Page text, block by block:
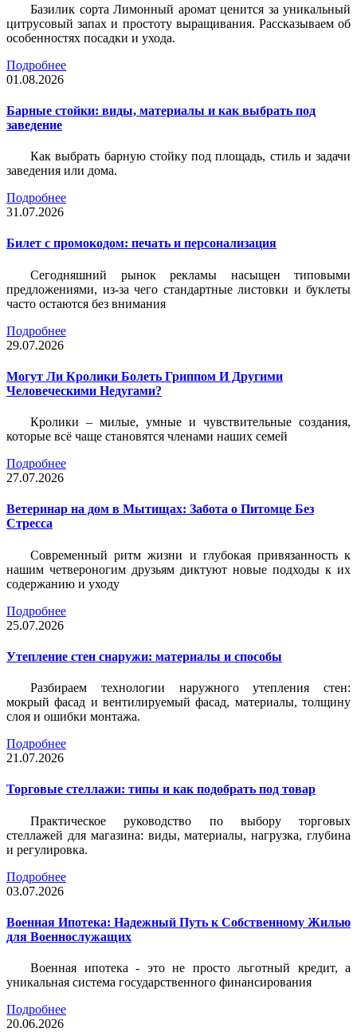
Базилик сорта Лимонный аромат ценится за уникальный
цитрусовый запах и простоту выращивания. Рассказываем об
особенностях посадки и ухода.
Подробнее
01.08.2026
Барные стойки: виды, материалы и как выбрать под
заведение
Как выбрать барную стойку под площадь, стиль и задачи
заведения или дома.
Подробнее
31.07.2026
Билет c промокодом: печать и персонализация
Сегодняшний рынок рекламы насыщен типовыми
предложениями, из-за чего стандартные листовки и буклеты
часто остаются без внимания
Подробнее
29.07.2026
Могут Ли Кролики Болеть Гриппом И Другими
Человеческими Недугами?
Кролики – милые, умные и чувствительные создания,
которые всё чаще становятся членами наших семей
Подробнее
27.07.2026
Ветеринар на дом в Мытищах: Забота о Питомце Без
Стресса
Современный ритм жизни и глубокая привязанность к
нашим четвероногим друзьям диктуют новые подходы к их
содержанию и уходу
Подробнее
25.07.2026
Утепление стен снаружи: материалы и способы
Разбираем технологии наружного утепления стен:
мокрый фасад и вентилируемый фасад, материалы, толщину
слоя и ошибки монтажа.
Подробнее
21.07.2026
Торговые стеллажи: типы и как подобрать под товар
Практическое руководство по выбору торговых
стеллажей для магазина: виды, материалы, нагрузка, глубина
и регулировка.
Подробнее
03.07.2026
Военная Ипотека: Надежный Путь к Собственному Жилью
для Военнослужащих
Военная ипотека - это не просто льготный кредит, а
уникальная система государственного финансирования
Подробнее
20.06.2026